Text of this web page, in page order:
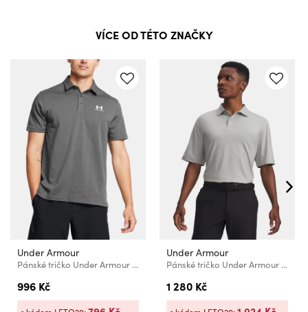
VÍCE OD TÉTO ZNAČKY
Under Armour
Pánské tričko Under Armour UA Icon Polo
996 Kč
Under Armour
Pánské tričko Under Armour UA T2G Polo LB
1 280 Kč